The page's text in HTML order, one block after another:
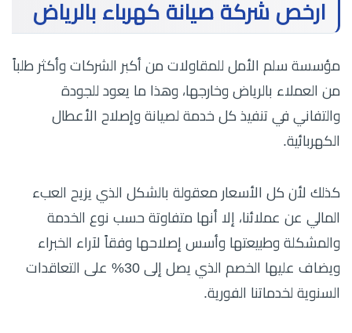
ارخص شركة صيانة كهرباء بالرياض
مؤسسة سلم الأمل للمقاولات من أكبر الشركات وأكثر طلباً
من العملاء بالرياض وخارجها، وهذا ما يعود للجودة
والتفاني في تنفيذ كل خدمة لصيانة وإصلاح الأعطال
الكهربائية.
كذلك لأن كل الأسعار معقولة بالشكل الذي يزيح العبء
المالي عن عملائنا، إلا أنها متفاوتة حسب نوع الخدمة
والمشكلة وطبيعتها وأسس إصلاحها وفقاً لآراء الخبراء
ويضاف عليها الخصم الذي يصل إلى 30% على التعاقدات
السنوية لخدماتنا الفورية.